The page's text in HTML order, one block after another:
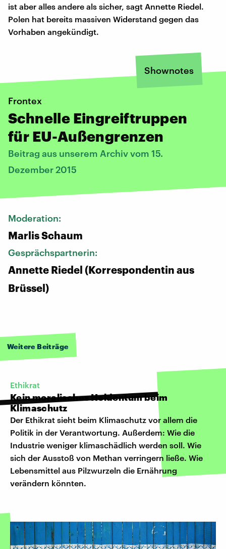
ist aber alles andere als sicher, sagt Annette Riedel.
Polen hat bereits massiven Widerstand gegen das
Vorhaben angekündigt.
Shownotes
Frontex
Schnelle Eingreiftruppen
für EU-Außengrenzen
Beitrag aus unserem Archiv vom 15.
Dezember 2015
Moderation:
Marlis Schaum
Gesprächspartnerin:
Annette Riedel (Korrespondentin aus
Brüssel)
Weitere Beiträge
Ethikrat
Kein moralisches Heldentum beim
Klimaschutz
Der Ethikrat sieht beim Klimaschutz vor allem die
Politik in der Verantwortung. Außerdem: Wie die
Industrie weniger klimaschädlich werden soll. Wie
sich der Ausstoß von Methan verringern ließe. Wie
Lebensmittel aus Pilzwurzeln die Ernährung
verändern könnten.